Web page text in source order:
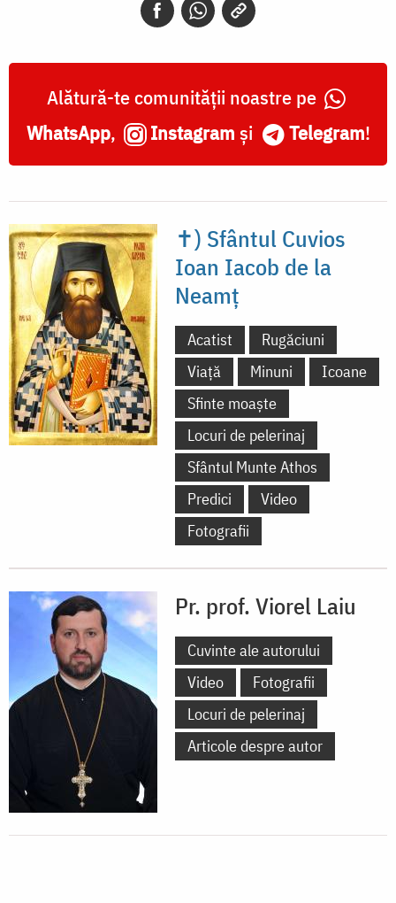
Alătură-te comunității noastre pe
WhatsApp, Instagram și Telegram!
✝) Sfântul Cuvios
Ioan Iacob de la
Neamț
Acatist
Rugăciuni
Viață
Minuni
Icoane
Sfinte moaște
Locuri de pelerinaj
Sfântul Munte Athos
Predici
Video
Fotografii
Pr. prof. Viorel Laiu
Cuvinte ale autorului
Video
Fotografii
Locuri de pelerinaj
Articole despre autor